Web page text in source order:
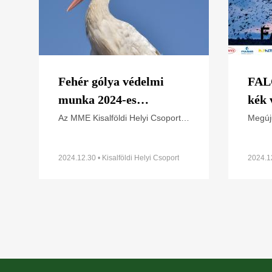
Fehér gólya védelmi
munka 2024-es
eredményei Győr-
megyében
Az MME Kisalföldi Helyi Csoportja
időtávlatában tudjuk vizsgálni a faj
2024.12.30 • Kisalföldi Helyi Csoport
kék
és
–